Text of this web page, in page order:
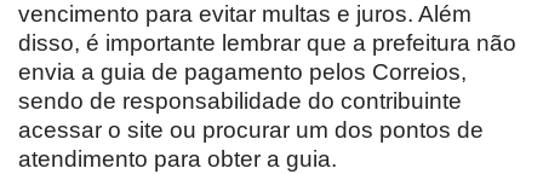
vencimento para evitar multas e juros. Além
disso, é importante lembrar que a prefeitura não
envia a guia de pagamento pelos Correios,
sendo de responsabilidade do contribuinte
acessar o site ou procurar um dos pontos de
atendimento para obter a guia.